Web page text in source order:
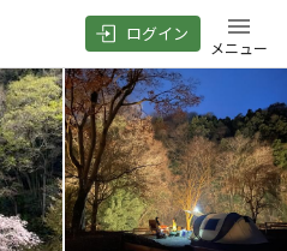
ログイン
メニュー